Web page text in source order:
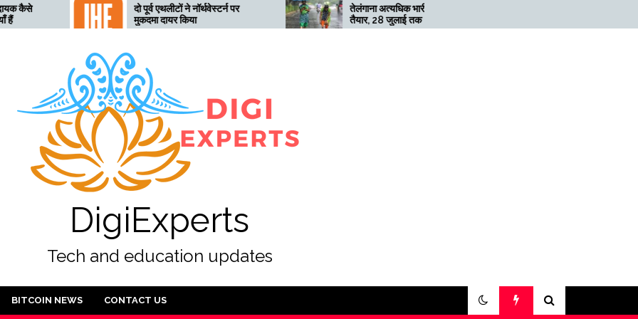
दो पूर्व एथलीटों ने नॉर्थवेस्टर्न पर
मुकदमा दायर किया
तेलंगाना अत्यधिक भारी बारिश के लिए
तैयार, 28 जुलाई तक ‘रेड’ अलर्ट जारी
हुई तो खनन लाभदायक नहीं है
DigiExperts
Tech and education updates
BITCOIN NEWS CONTACT US